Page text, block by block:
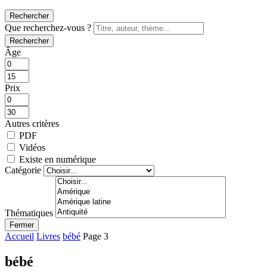
Rechercher
Que recherchez-vous ?
Rechercher
Âge
Prix
Autres critères
PDF
Vidéos
Existe en numérique
Catégorie
Thématiques
Fermer
Accueil Livres bébé Page 3
bébé